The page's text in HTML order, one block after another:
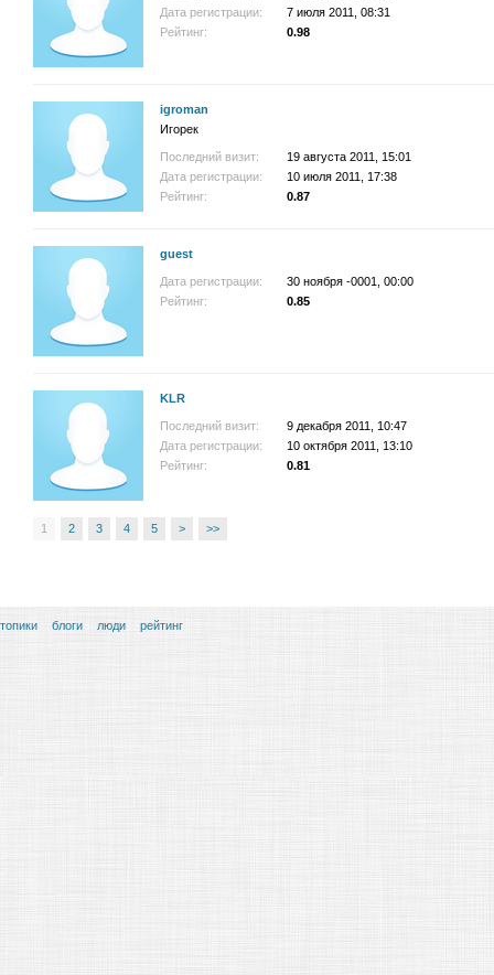
Дата регистрации:
7 июля 2011, 08:31
Рейтинг:
0.98
igroman
Игорек
Последний визит:
19 августа 2011, 15:01
Дата регистрации:
10 июля 2011, 17:38
Рейтинг:
0.87
guest
Дата регистрации:
30 ноября -0001, 00:00
Рейтинг:
0.85
KLR
Последний визит:
9 декабря 2011, 10:47
Дата регистрации:
10 октября 2011, 13:10
Рейтинг:
0.81
1 2 3 4 5 > >>
топики блоги люди рейтинг